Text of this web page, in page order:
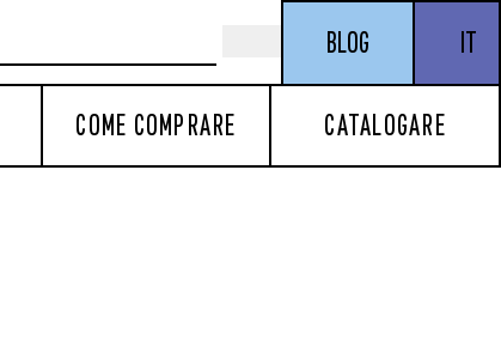
BLOG IT
COME COMPRARE CATALOGARE